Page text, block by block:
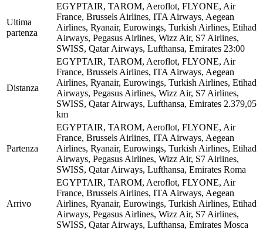
Ultima
partenza
EGYPTAIR, TAROM, Aeroflot, FLYONE, Air
France, Brussels Airlines, ITA Airways, Aegean
Airlines, Ryanair, Eurowings, Turkish Airlines, Etihad
Airways, Pegasus Airlines, Wizz Air, S7 Airlines,
SWISS, Qatar Airways, Lufthansa, Emirates 23:00
Distanza
EGYPTAIR, TAROM, Aeroflot, FLYONE, Air
France, Brussels Airlines, ITA Airways, Aegean
Airlines, Ryanair, Eurowings, Turkish Airlines, Etihad
Airways, Pegasus Airlines, Wizz Air, S7 Airlines,
SWISS, Qatar Airways, Lufthansa, Emirates 2.379,05
km
Partenza
EGYPTAIR, TAROM, Aeroflot, FLYONE, Air
France, Brussels Airlines, ITA Airways, Aegean
Airlines, Ryanair, Eurowings, Turkish Airlines, Etihad
Airways, Pegasus Airlines, Wizz Air, S7 Airlines,
SWISS, Qatar Airways, Lufthansa, Emirates Roma
Arrivo
EGYPTAIR, TAROM, Aeroflot, FLYONE, Air
France, Brussels Airlines, ITA Airways, Aegean
Airlines, Ryanair, Eurowings, Turkish Airlines, Etihad
Airways, Pegasus Airlines, Wizz Air, S7 Airlines,
SWISS, Qatar Airways, Lufthansa, Emirates Mosca